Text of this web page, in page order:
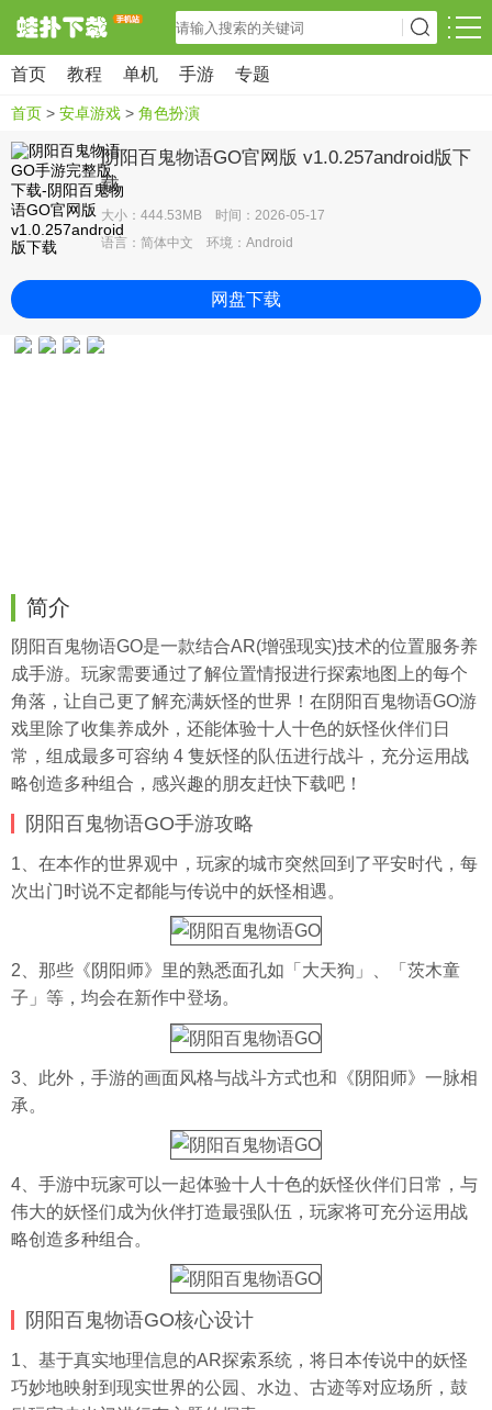
首页 教程 单机 手游 专题
首页 > 安卓游戏 > 角色扮演
阴阳百鬼物语GO官网版 v1.0.257android版下
载
大小：444.53MB 时间：2026-05-17
语言：简体中文 环境：Android
网盘下载
简介
阴阳百鬼物语GO是一款结合AR(增强现实)技术的位置服务养
成手游。玩家需要通过了解位置情报进行探索地图上的每个
角落，让自己更了解充满妖怪的世界！在阴阳百鬼物语GO游
戏里除了收集养成外，还能体验十人十色的妖怪伙伴们日
常，组成最多可容纳 4 隻妖怪的队伍进行战斗，充分运用战
略创造多种组合，感兴趣的朋友赶快下载吧！
阴阳百鬼物语GO手游攻略
1、在本作的世界观中，玩家的城市突然回到了平安时代，每
次出门时说不定都能与传说中的妖怪相遇。
2、那些《阴阳师》里的熟悉面孔如「大天狗」、「茨木童
子」等，均会在新作中登场。
3、此外，手游的画面风格与战斗方式也和《阴阳师》一脉相
承。
4、手游中玩家可以一起体验十人十色的妖怪伙伴们日常，与
伟大的妖怪们成为伙伴打造最强队伍，玩家将可充分运用战
略创造多种组合。
阴阳百鬼物语GO核心设计
1、基于真实地理信息的AR探索系统，将日本传说中的妖怪
巧妙地映射到现实世界的公园、水边、古迹等对应场所，鼓